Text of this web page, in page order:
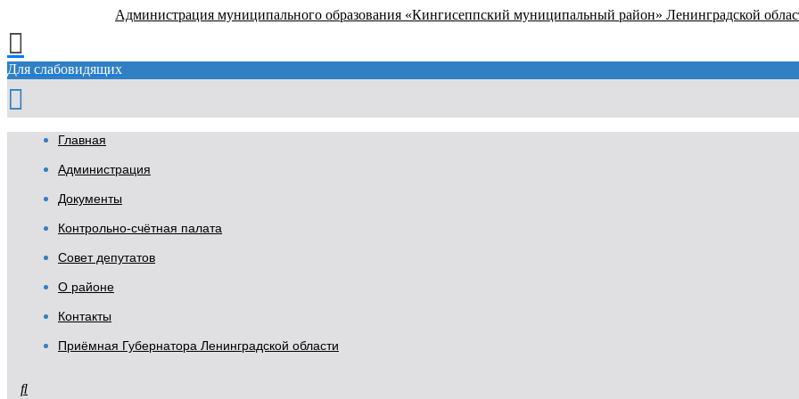
Администрация муниципального образования «Кингисеппский муниципальный район» Ленинградской
Для слабовидящих
Главная
Администрация
Документы
Контрольно-счётная палата
Совет депутатов
О районе
Контакты
Приёмная Губернатора Ленинградской области